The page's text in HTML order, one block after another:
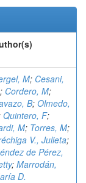
M; Cesani,
; Cordero, M;
B; Olmedo,
Quintero, F;
M; Torres, M;
V., Julieta;
de Pérez,
; Marrodán,
D.